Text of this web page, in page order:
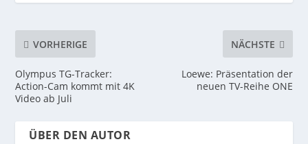
VORHERIGE
Olympus TG-Tracker:
Action-Cam kommt mit 4K
Video ab Juli
NÄCHSTE
Loewe: Präsentation der
neuen TV-Reihe ONE
ÜBER DEN AUTOR